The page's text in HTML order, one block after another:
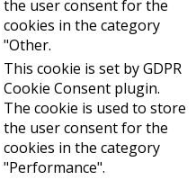
the user consent for the
cookies in the category
"Other.
This cookie is set by GDPR
Cookie Consent plugin.
The cookie is used to store
the user consent for the
cookies in the category
"Performance".